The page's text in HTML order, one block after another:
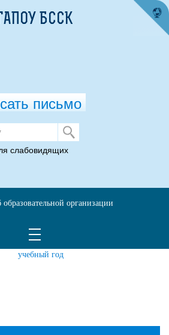
спортивный клуб
План
на 2025-
2026
учебный год
БССК
письмо
слабовидящих
организации